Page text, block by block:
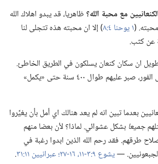
ظاهريا،‏ قد يبدو اهلاك الله
محبته.‏ (‏١ يوحنا ٤:‏٨
‏)‏ إلا ان محبته هذه تتجلى لنا
عن كثب.‏
ان سكان كنعان يسلكون في الطريق الخاطئ.‏
لكن عوض محوهم على الفور،‏ صبر عليهم طوال ٤٠٠ سنة حتى «يكمل»
بعدما تبين انه لم يعد هنالك اي أمل بأن يغيِّروا
جميعا بشكل عشوائي.‏ لماذا؟‏ لأن بعضا منهم
طرقهم.‏ فقد رحم الله الذين ابدوا رغبة في
—‏يشوع ٩:‏٣-‏١١،‏ عبرانيين ١١:‏٣١
‏.‏